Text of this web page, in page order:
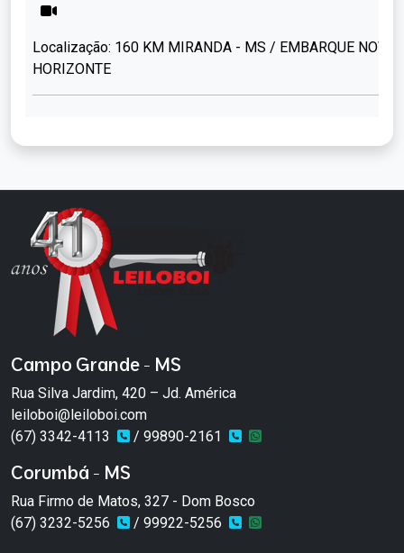
Localização: 160 KM MIRANDA - MS / EMBARQUE NOVO
HORIZONTE
Campo Grande - MS
Rua Silva Jardim, 420 – Jd. América
leiloboi@leiloboi.com
(67) 3342-4113
/ 99890-2161
Corumbá - MS
Rua Firmo de Matos, 327 - Dom Bosco
(67) 3232-5256
/ 99922-5256